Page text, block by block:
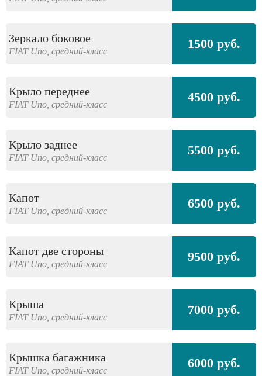
Зеркало боковое
FIAT Uno, средний-класс 1500 руб.
Крыло переднее
FIAT Uno, средний-класс 4500 руб.
Крыло заднее
FIAT Uno, средний-класс 5500 руб.
Капот
FIAT Uno, средний-класс 6500 руб.
Капот две стороны
FIAT Uno, средний-класс 9500 руб.
Крыша
FIAT Uno, средний-класс 7000 руб.
Крышка багажника
FIAT Uno, средний-класс 6000 руб.